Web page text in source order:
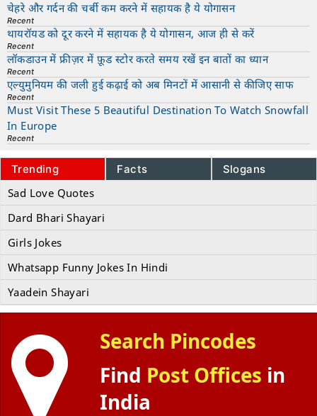
चेहरे और गर्दन की चर्बी कम करने में सहायक है ये योगासन
Recent
थायरॉयड को दूर करने में सहायक है ये योगासन, आज ही से करें
Recent
लॉकडाउन में फ्रीज़र में फ़ूड स्टोर करते समय रखें इन बातों का ध्यान
Recent
एल्युमुनियम की जली हुई कढ़ाई को अब मिनटों में आसानी से कीजिए साफ
Recent
Must Visit These 5 Beautiful Destination To Watch Snowfall
In Europe
Recent
Trending Facts Slogans
Sad Love Quotes
Dard Bhari Shayari
Girls Jokes
Whatsapp Funny Jokes In Hindi
Yaadein Shayari
Search Pincodes
Find Post Offices in
India